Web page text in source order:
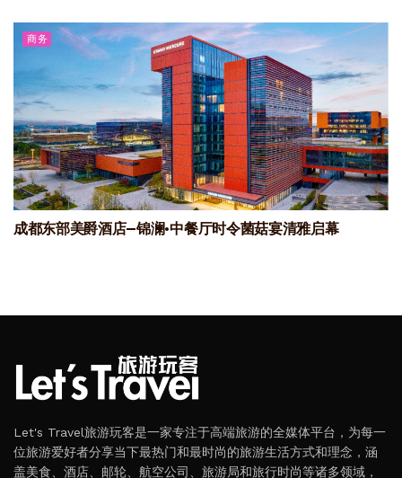
商务
成都东部美爵酒店—锦澜·中餐厅时令菌菇宴清雅启幕
Let's Travel旅游玩客是一家专注于高端旅游的全媒体平台，为每一
位旅游爱好者分享当下最热门和最时尚的旅游生活方式和理念，涵
盖美食、酒店、邮轮、航空公司、旅游局和旅行时尚等诸多领域，